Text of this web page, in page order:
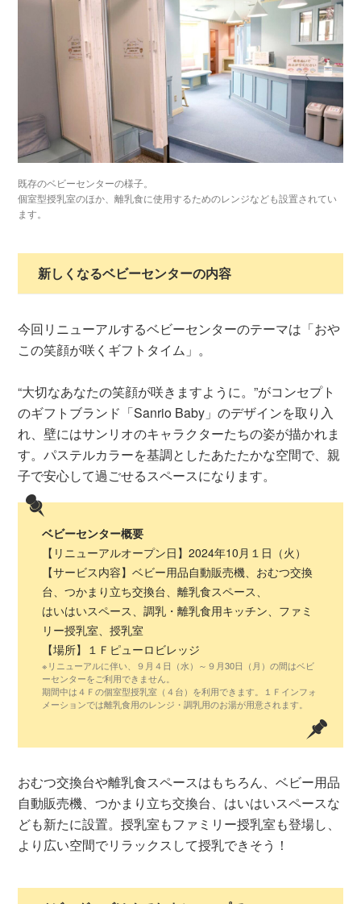
既存のベビーセンターの様子。
個室型授乳室のほか、離乳食に使用するためのレンジなども設置されてい
ます。
新しくなるベビーセンターの内容
今回リニューアルするベビーセンターのテーマは「おや
この笑顔が咲くギフトタイム」。
“大切なあなたの笑顔が咲きますように。”がコンセプト
のギフトブランド「Sanrio Baby」のデザインを取り入
れ、壁にはサンリオのキャラクターたちの姿が描かれま
す。パステルカラーを基調としたあたたかな空間で、親
子で安心して過ごせるスペースになります。
ベビーセンター概要
【リニューアルオープン日】2024年10月１日（火）
【サービス内容】ベビー用品自動販売機、おむつ交換
台、つかまり立ち交換台、離乳食スペース、
はいはいスペース、調乳・離乳食用キッチン、ファミ
リー授乳室、授乳室
【場所】１Ｆピューロビレッジ
※リニューアルに伴い、９月４日（水）～９月30日（月）の間はベビ
ーセンターをご利用できません。
期間中は４Ｆの個室型授乳室（４台）を利用できます。１Ｆインフォ
メーションでは離乳食用のレンジ・調乳用のお湯が用意されます。
おむつ交換台や離乳食スペースはもちろん、ベビー用品
自動販売機、つかまり立ち交換台、はいはいスペースな
ども新たに設置。授乳室もファミリー授乳室も登場し、
より広い空間でリラックスして授乳できそう！